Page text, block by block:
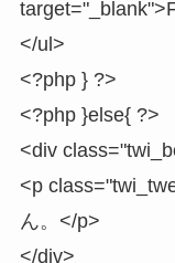
</ul>
<?php } ?>
<?php }else{ ?>
<div
<p
ん。</p>
</div>